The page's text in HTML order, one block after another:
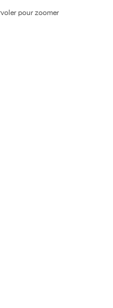
pour zoomer